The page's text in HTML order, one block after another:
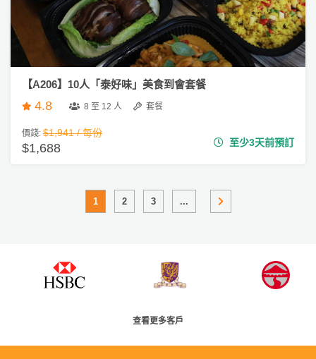
【A206】10人「泰好味」美食到會套餐
4.8 8 至 12 人 套餐
價錢: $1,941 / 每份
$1,688 至少3天前預訂
1 2 3 ...
查看更多客戶